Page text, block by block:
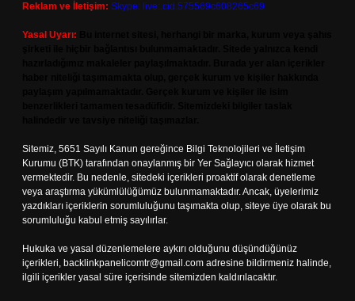
Reklam ve İletişim: Skype: live:.cid.575569c608265c69
Yasal Uyarı:
Sitemiz, 5651 Sayılı Kanun gereğince Bilgi Teknolojileri ve İletişim
Kurumu (BTK) tarafından onaylanmış bir Yer Sağlayıcı olarak hizmet
vermektedir. Bu nedenle, sitedeki içerikleri proaktif olarak denetleme
veya araştırma yükümlülüğümüz bulunmamaktadır. Ancak, üyelerimiz
yazdıkları içeriklerin sorumluluğunu taşımakta olup, siteye üye olarak bu
sorumluluğu kabul etmiş sayılırlar.
Hukuka ve yasal düzenlemelere aykırı olduğunu düşündüğünüz
içerikleri, backlinkpanelicomtr@gmail.com adresine bildirmeniz halinde,
ilgili içerikler yasal süre içerisinde sitemizden kaldırılacaktır.